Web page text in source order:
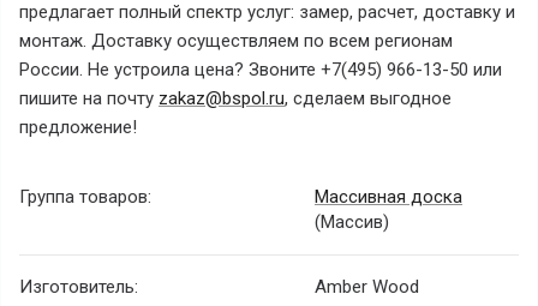
предлагает полный спектр услуг: замер, расчет, доставку и
монтаж. Доставку осуществляем по всем регионам
России. Не устроила цена? Звоните +7(495) 966-13-50 или
пишите на почту zakaz@bspol.ru, сделаем выгодное
предложение!
Группа товаров:
Массивная доска
(Массив)
Изготовитель: Amber Wood